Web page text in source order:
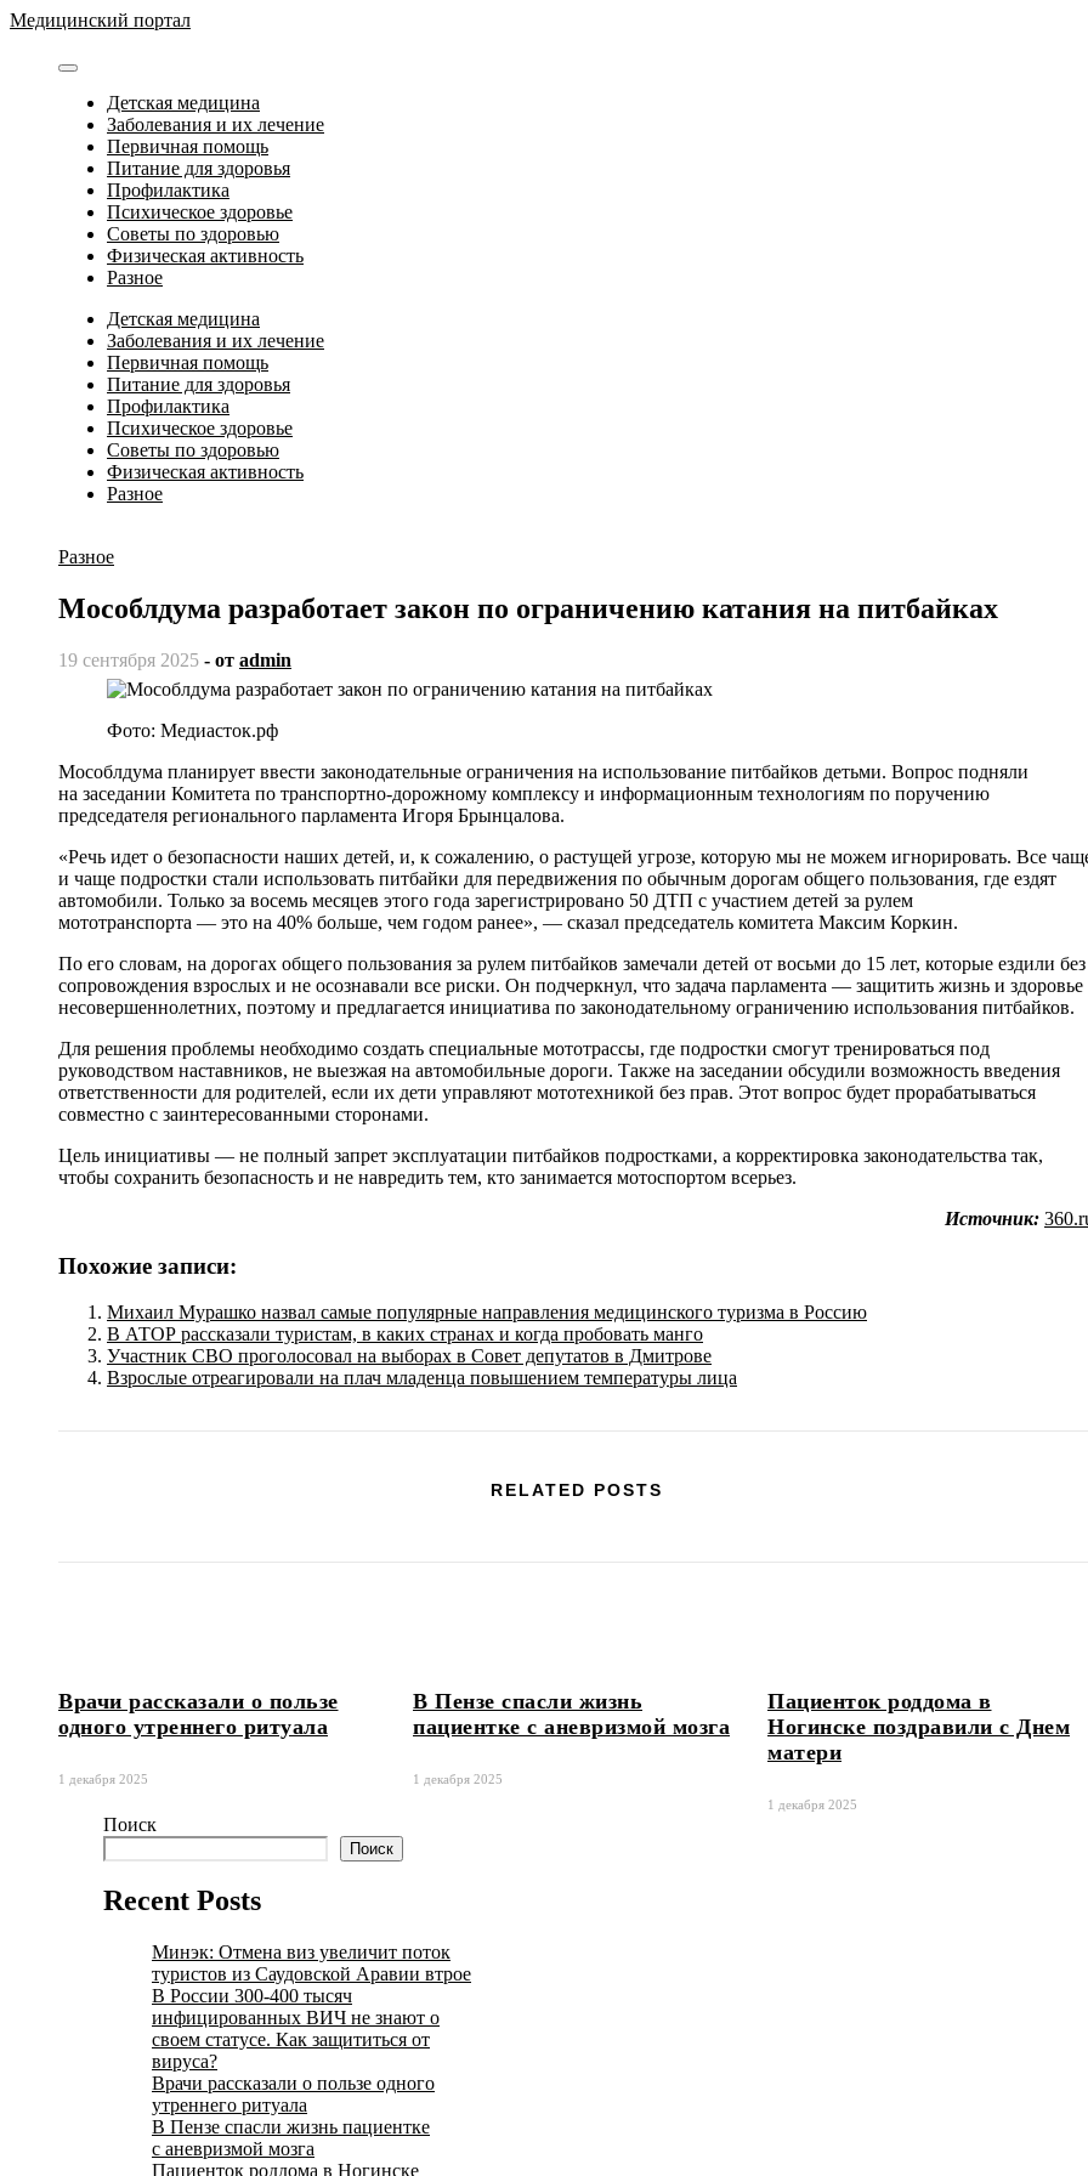
Перейти
содержимому
Медицинский портал
Детская медицина
Заболевания и их лечение
Первичная помощь
Питание для здоровья
Профилактика
Психическое здоровье
Советы по здоровью
Физическая активность
Разное
Детская медицина
Заболевания и их лечение
Первичная помощь
Питание для здоровья
Профилактика
Психическое здоровье
Советы по здоровью
Физическая активность
Разное
Разное
Мособлдума разработает закон по ограничению катания на питбайках
19 сентября 2025 - от admin
Фото: Медиасток.рф
Мособлдума планирует ввести законодательные ограничения на использование питбайков детьми. Вопрос подняли
на заседании Комитета по транспортно-дорожному комплексу и информационным технологиям по поручению
председателя регионального парламента Игоря Брынцалова.
«Речь идет о безопасности наших детей, и, к сожалению, о растущей угрозе, которую мы не можем игнорировать. Все
и чаще подростки стали использовать питбайки для передвижения по обычным дорогам общего пользования, где ездят
автомобили. Только за восемь месяцев этого года зарегистрировано 50 ДТП с участием детей за рулем
мототранспорта — это на 40% больше, чем годом ранее», — сказал председатель комитета Максим Коркин.
По его словам, на дорогах общего пользования за рулем питбайков замечали детей от восьми до 15 лет, которые ездили без
сопровождения взрослых и не осознавали все риски. Он подчеркнул, что задача парламента — защитить жизнь и здоровье
несовершеннолетних, поэтому и предлагается инициатива по законодательному ограничению использования питбайков.
Для решения проблемы необходимо создать специальные мототрассы, где подростки смогут тренироваться под
руководством наставников, не выезжая на автомобильные дороги. Также на заседании обсудили возможность введения
ответственности для родителей, если их дети управляют мототехникой без прав. Этот вопрос будет прорабатываться
совместно с заинтересованными сторонами.
Цель инициативы — не полный запрет эксплуатации питбайков подростками, а корректировка законодательства так,
чтобы сохранить безопасность и не навредить тем, кто занимается мотоспортом всерьез.
Источник:
Похожие записи:
Михаил Мурашко назвал самые популярные направления медицинского туризма в Россию
В АТОР рассказали туристам, в каких странах и когда пробовать манго
Участник СВО проголосовал на выборах в Совет депутатов в Дмитрове
Взрослые отреагировали на плач младенца повышением температуры лица
RELATED POSTS
Врачи рассказали о пользе
одного утреннего ритуала
1 декабря 2025
В Пензе спасли жизнь
пациентке с аневризмой мозга
1 декабря 2025
Пациенток роддома в
Ногинске поздравили с Днем
матери
1 декабря 2025
Поиск
Поиск
Recent Posts
Минэк: Отмена виз увеличит поток
туристов из Саудовской Аравии втрое
В России 300-400 тысяч
инфицированных ВИЧ не знают о
своем статусе. Как защититься от
вируса?
Врачи рассказали о пользе одного
утреннего ритуала
В Пензе спасли жизнь пациентке
с аневризмой мозга
Пациенток роддома в Ногинске